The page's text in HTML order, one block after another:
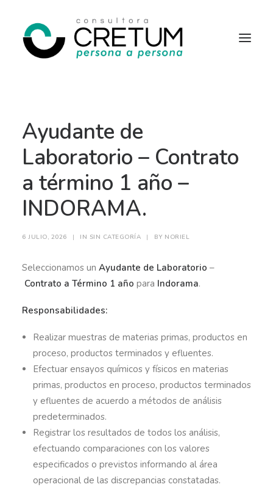
SERVICIOS
SOBRE NOSOTROS
CONTACTO
Ayudante de
Laboratorio – Contrato
a término 1 año –
INDORAMA.
6 JULIO, 2026 | IN SIN CATEGORÍA | BY NORIEL
Seleccionamos un Ayudante de Laboratorio –
Contrato a Término 1 año para Indorama.
Responsabilidades:
Realizar muestras de materias primas, productos en
proceso, productos terminados y efluentes.
Efectuar ensayos químicos y físicos en materias
primas, productos en proceso, productos terminados
y efluentes de acuerdo a métodos de análisis
predeterminados.
Registrar los resultados de todos los análisis,
efectuando comparaciones con los valores
especificados o previstos informando al área
operacional de las discrepancias constatadas.